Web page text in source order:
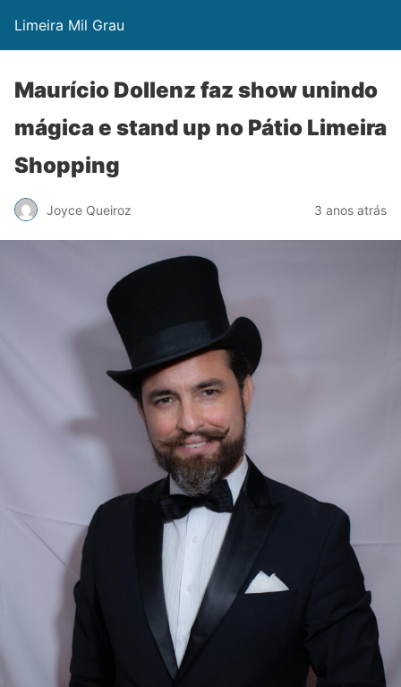
Limeira Mil Grau
Maurício Dollenz faz show unindo
mágica e stand up no Pátio Limeira
Shopping
Joyce Queiroz 3 anos atrás